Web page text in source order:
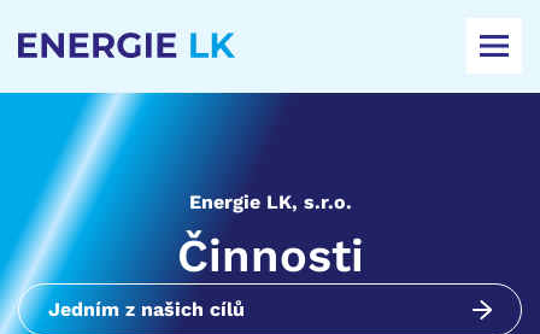
O NÁS / KONTAKTY
Energie LK, s.r.o.
Činnosti
Jedním z našich cílů